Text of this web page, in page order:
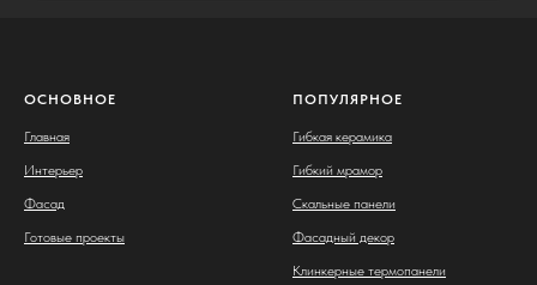
ОСНОВНОЕ
Главная
Интерьер
Фасад
Готовые проекты
ПОПУЛЯРНОЕ
Гибкая керамика
Гибкий мрамор
Скальные панели
Фасадный декор
Клинкерные термопанели